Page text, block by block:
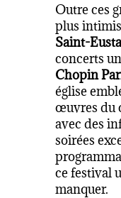
Outre ces
plus
Saint-
concerts
Chopin
église
œuvres du
avec des
soirées
ce festival
manquer.